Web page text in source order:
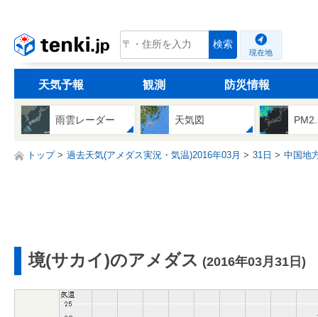
tenki.jp 検索
現在地
天気予報 観測 防災情報
雨雲レーダー 天気図
トップ 過去天気(アメダス実況・気温)2016年03月 31日 中国地
境(サカイ)のアメダス (2016年03月31日)